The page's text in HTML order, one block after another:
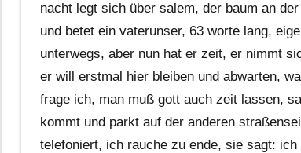
nacht legt sich über salem, der baum an
und betet ein vaterunser, 63 worte lang,
unterwegs, aber nun hat er zeit, er nimmt
er will erstmal hier bleiben und abwarten,
frage ich, man muß gott auch zeit lassen,
kommt und parkt auf der anderen
telefoniert, ich rauche zu ende, sie sagt: